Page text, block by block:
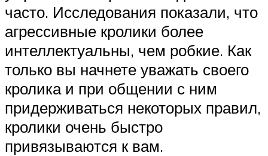
часто. Исследования показали, что
агрессивные кролики более
интеллектуальны, чем робкие. Как
только вы начнете уважать своего
кролика и при общении с ним
придерживаться некоторых правил,
кролики очень быстро
привязываются к вам.